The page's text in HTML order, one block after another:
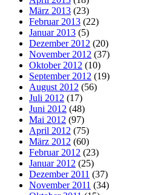
März 2013 (23)
Februar 2013 (22)
Januar 2013 (5)
Dezember 2012 (20)
November 2012 (37)
Oktober 2012 (10)
September 2012 (19)
August 2012 (56)
Juli 2012 (17)
Juni 2012 (48)
Mai 2012 (97)
April 2012 (75)
März 2012 (60)
Februar 2012 (23)
Januar 2012 (25)
Dezember 2011 (37)
November 2011 (34)